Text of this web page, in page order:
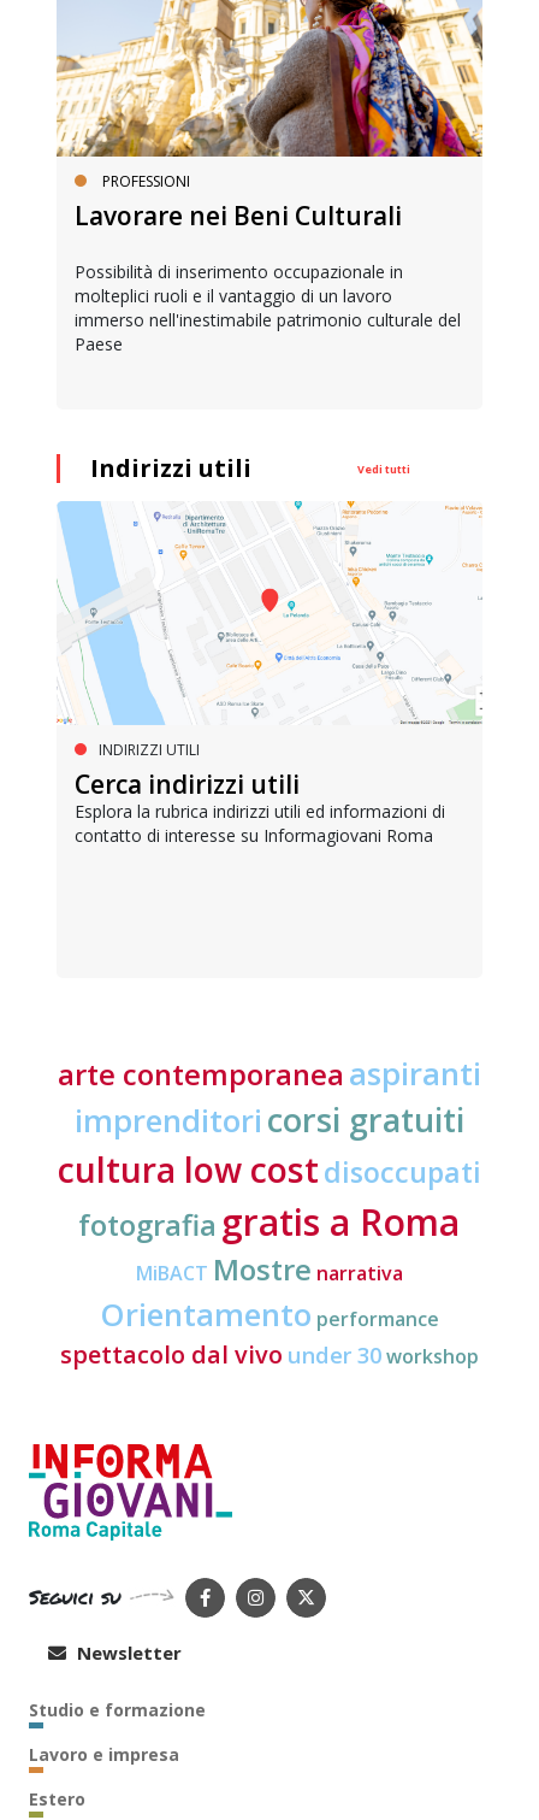
PROFESSIONI
Lavorare nei Beni Culturali
Possibilità di inserimento occupazionale in
molteplici ruoli e il vantaggio di un lavoro
immerso nell'inestimabile patrimonio culturale del
Paese
Indirizzi utili Vedi tutti
INDIRIZZI UTILI
Cerca indirizzi utili
Esplora la rubrica indirizzi utili ed informazioni di
contatto di interesse su Informagiovani Roma
arte contemporanea aspiranti
imprenditori corsi gratuiti
cultura low costdisoccupati
fotografia gratis a Roma
MiBACT Mostre narrativa
Orientamento performance
spettacolo dal vivo under 30workshop
Seguici su
Newsletter
Studio e formazione
Lavoro e impresa
Estero